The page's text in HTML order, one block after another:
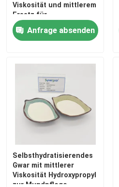
Heim
Produkte
Viskosität und mittlerem
Ersatz für
Trockenfestigkeitsmittel
Anfrage absenden
Selbsthydratisierendes
Gwar mit mittlerer
Viskosität Hydroxypropyl
zur Mundpflege